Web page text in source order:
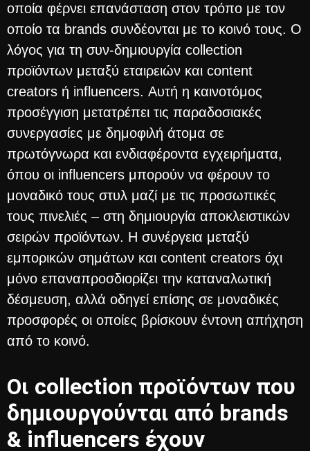
οποία φέρνει επανάσταση στον τρόπο με τον
οποίο τα brands συνδέονται με το κοινό τους. Ο
λόγος για τη συν-δημιουργία collection
προϊόντων μεταξύ εταιρειών και content
creators ή influencers. Αυτή η καινοτόμος
προσέγγιση μετατρέπει τις παραδοσιακές
συνεργασίες με δημοφιλή άτομα σε
πρωτόγνωρα και ενδιαφέροντα εγχειρήματα,
όπου οι influencers μπορούν να φέρουν το
μοναδικό τους στυλ μαζί με τις προσωπικές
τους πινελιές – στη δημιουργία αποκλειστικών
σειρών προϊόντων. Η συνέργεια μεταξύ
εμπορικών σημάτων και content creators όχι
μόνο επαναπροσδιορίζει την καταναλωτική
δέσμευση, αλλά οδηγεί επίσης σε μοναδικές
προσφορές οι οποίες βρίσκουν έντονη απήχηση
από το κοινό.
Oι collection προϊόντων που
δημιουργούνται από brands
& influencers έχουν